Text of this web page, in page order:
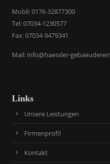
​Mobil: 0176-32877300
Tel: 07034-1230577
Fax: 07034-9479341
Mail: info@haessler-
Links
Unsere Leistungen
Firmenprofil
Kontakt